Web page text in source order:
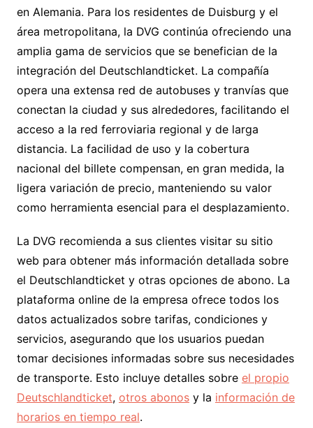
en Alemania. Para los residentes de Duisburg y el
área metropolitana, la DVG continúa ofreciendo una
amplia gama de servicios que se benefician de la
integración del Deutschlandticket. La compañía
opera una extensa red de autobuses y tranvías que
conectan la ciudad y sus alrededores, facilitando el
acceso a la red ferroviaria regional y de larga
distancia. La facilidad de uso y la cobertura
nacional del billete compensan, en gran medida, la
ligera variación de precio, manteniendo su valor
como herramienta esencial para el desplazamiento.
La DVG recomienda a sus clientes visitar su sitio
web para obtener más información detallada sobre
el Deutschlandticket y otras opciones de abono. La
plataforma online de la empresa ofrece todos los
datos actualizados sobre tarifas, condiciones y
servicios, asegurando que los usuarios puedan
tomar decisiones informadas sobre sus necesidades
de transporte. Esto incluye detalles sobre el propio
Deutschlandticket, otros abonosy la información de
horarios en tiempo real.